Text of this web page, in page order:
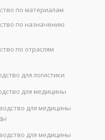
по материалам
по назначению
по отраслям
для логистики
для медицины
для медицины
для медицины